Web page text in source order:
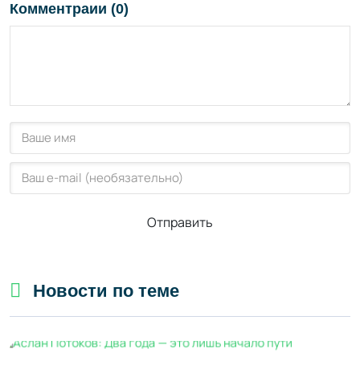
Комментраии (0)
Отправить
Новости по теме